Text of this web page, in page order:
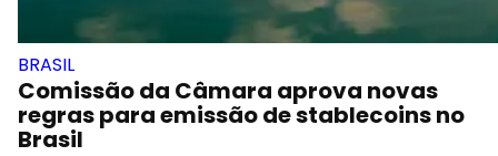
BRASIL
Comissão da Câmara aprova novas
regras para emissão de stablecoins no
Brasil